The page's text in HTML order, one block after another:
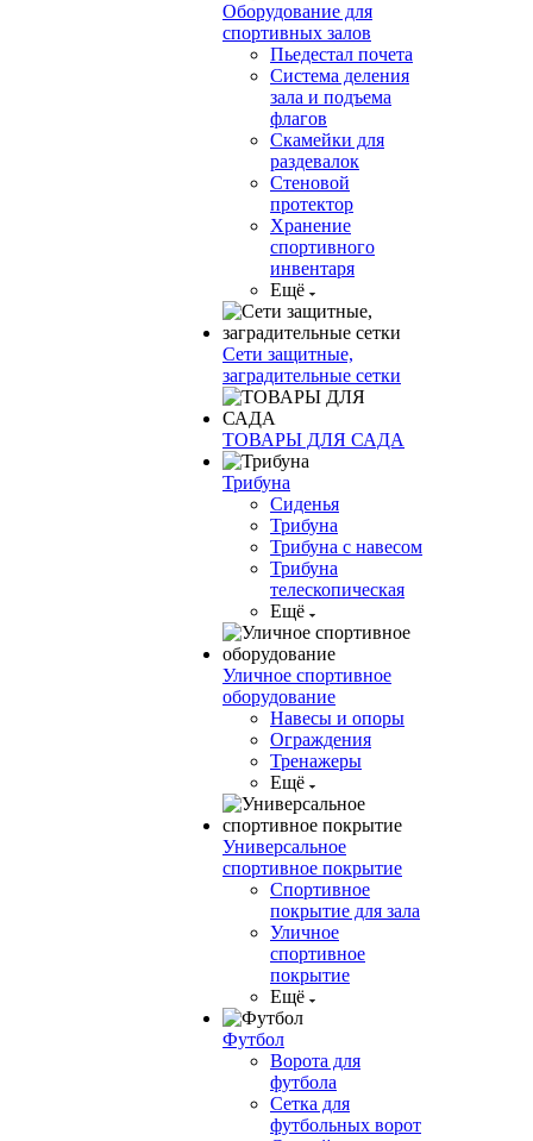
Оборудование для
спортивных залов
Пьедестал почета
Система деления
зала и подъема
флагов
Скамейки для
раздевалок
Стеновой
протектор
Хранение
спортивного
инвентаря
Ещё
Сети защитные,
заградительные сетки
ТОВАРЫ ДЛЯ САДА
Трибуна
Сиденья
Трибуна
Трибуна с навесом
Трибуна
телескопическая
Ещё
Уличное спортивное
оборудование
Навесы и опоры
Ограждения
Тренажеры
Ещё
Универсальное
спортивное покрытие
Спортивное
покрытие для зала
Уличное
спортивное
покрытие
Ещё
Футбол
Ворота для
футбола
Сетка для
футбольных ворот